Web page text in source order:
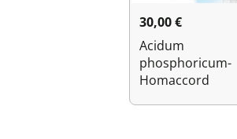
30,00€
Acidum
phosphoricum-
Homaccord